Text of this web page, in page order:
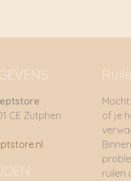
CE Zutphen
of je
ruilen